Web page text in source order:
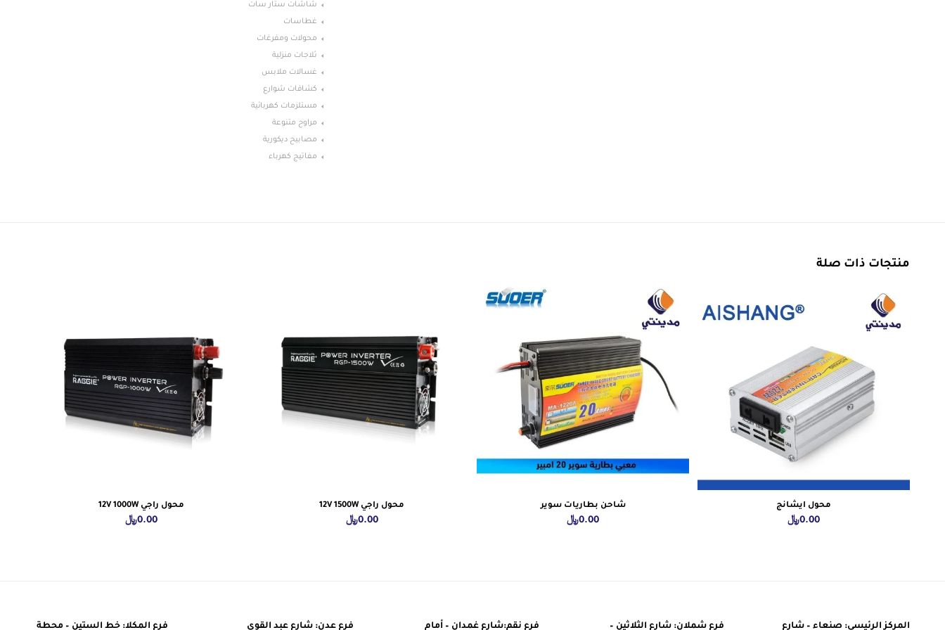
شاشات ستار سات
غطاسات
محولات ومفرغات
ثلاجات منزلية
غسالات ملابس
كشافات شوارع
مستلزمات كهربائية
مراوح متنوعة
مصابيح ديكورية
مفاتيج كهرباء
منتجات ذات صلة
محول ايشانج
0.00﷼
شاحن بطاريات سوير
0.00﷼
محول راجي 12V 1500W
0.00﷼
محول راجي 12V 1000W
0.00﷼
المركز الرئيسي: صنعاء – شارع فرع شملان: شارع الثلاثين – فرع نقم:شارع غمدان – أمام فرع عدن: شارع عبد القوي فرع المكلا: خط الستين – محطة